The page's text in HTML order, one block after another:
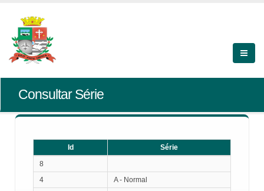
Consultar Série
Id
Série
8
4
A - Normal